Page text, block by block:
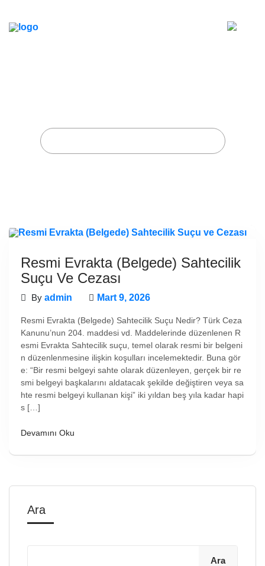
Resmi Evrakta (Belgede) Sahtecilik
Suçu Ve Cezası
By admin Mart 9, 2026
Resmi Evrakta (Belgede) Sahtecilik Suçu Nedir? Türk Ceza
Kanunu’nun 204. maddesi vd. Maddelerinde düzenlenen R
esmi Evrakta Sahtecilik suçu, temel olarak resmi bir belgeni
n düzenlenmesine ilişkin koşulları incelemektedir. Buna gör
e: “Bir resmi belgeyi sahte olarak düzenleyen, gerçek bir re
smi belgeyi başkalarını aldatacak şekilde değiştiren veya sa
hte resmi belgeyi kullanan kişi” iki yıldan beş yıla kadar hapi
s […]
Devamını Oku
Ara
Ara